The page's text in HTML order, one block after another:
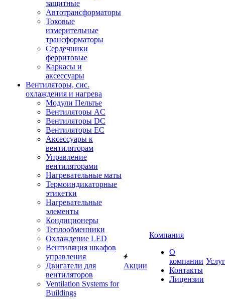
защитные
Автотрансформаторы
Токовые
измерительные
трансформаторы
Сердечники
ферритовые
Каркасы и
аксессуары
Вентиляторы, сис.
охлаждения и нагрева
Модули Пельтье
Вентиляторы AC
Вентиляторы DC
Вентиляторы EC
Аксессуары к
вентиляторам
Управление
вентиляторами
Нагревательные маты
Термоиндикаторные
этикетки
Нагревательные
элементы
Кондиционеры
Теплообменники
Охлаждение LED
Вентиляция шкафов
управления
Двигатели для
вентиляторов
Ventilation Systems for
Buildings
Акции
Компания
О
компании
Контакты
Лицензии